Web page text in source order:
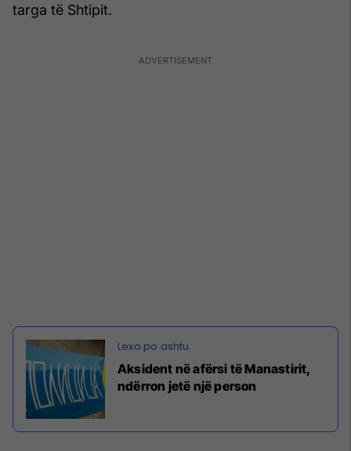
targa të Shtipit.
Aksident në afërsi të Manastirit,
ndërron jetë një person